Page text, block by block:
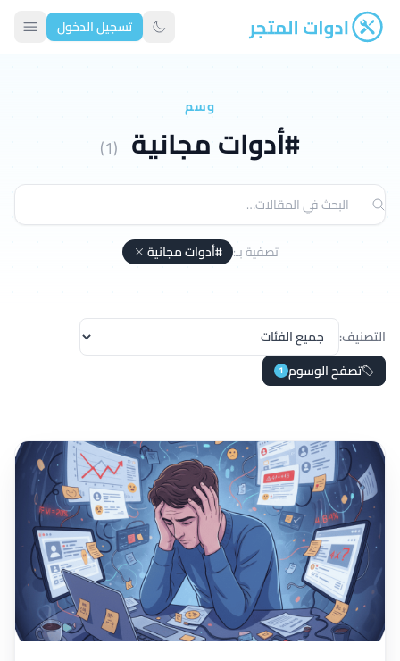
ادوات المتجر تبديل الوضع الداكن
تسجيل الدخول
وسم
#أدوات مجانية (1)
تصفية بـ: #أدوات مجانية
التصنيف:
تصفح الوسوم 1